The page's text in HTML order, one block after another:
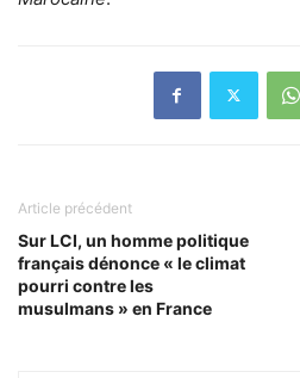
Article précédent
Sur LCI, un homme politique
français dénonce « le climat
pourri contre les
musulmans » en France